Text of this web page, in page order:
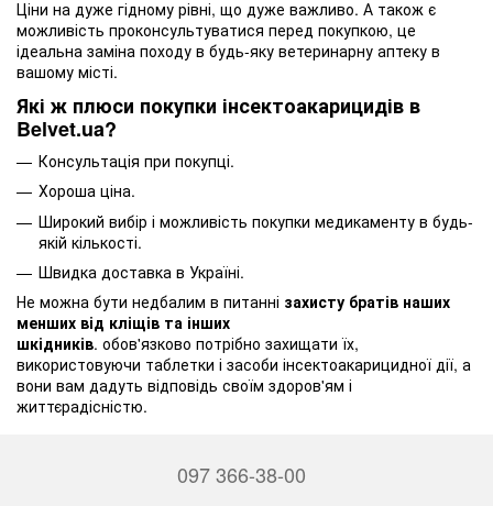
Ціни на дуже гідному рівні, що дуже важливо. А також є
можливість проконсультуватися перед покупкою, це
ідеальна заміна походу в будь-яку ветеринарну аптеку в
вашому місті.
Які ж плюси покупки інсектоакарицидів в
Belvet.ua?
Консультація при покупці.
Хороша ціна.
Широкий вибір і можливість покупки медикаменту в будь-
якій кількості.
Швидка доставка в Україні.
Не можна бути недбалим в питанні захисту братів наших
менших від кліщів та інших
шкідників. обов'язково потрібно захищати їх,
використовуючи таблетки і засоби інсектоакарицидної дії, а
вони вам дадуть відповідь своїм здоров'ям і
життєрадісністю.
097 366-38-00